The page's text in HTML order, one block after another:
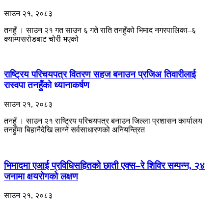
साउन २१, २०८३
तनहुँ । साउन २१ गत साउन ६ गते राति तनहुँको भिमाद नगरपालिका–६
क्याम्पसरोडबाट चोरी भएको
राष्ट्रिय परिचयपत्र वितरण सहज बनाउन प्रजिअ तिवारीलाई
रास्वपा तनहुँको ध्यानाकर्षण
साउन २१, २०८३
तनहुँ । साउन २१ राष्ट्रिय परिचयपत्र बनाउन जिल्ला प्रशासन कार्यालय
तनहुँमा बिहानैदेखि लाग्ने सर्वसाधारणको अनियन्त्रित
भिमादमा एआई प्रविधिसहितको छाती एक्स–रे शिविर सम्पन्न, २४
जनामा क्षयरोगको लक्षण
साउन २१, २०८३